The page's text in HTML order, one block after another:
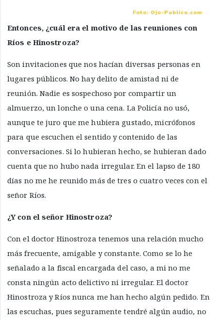
Foto: Ojo-Publico.com
Entonces, ¿cuál era el motivo de las reuniones con
Ríos e Hinostroza?
Son invitaciones que nos hacían diversas personas en
lugares públicos. No hay delito de amistad ni de
reunión. Nadie es sospechoso por compartir un
almuerzo, un lonche o una cena. La Policía no usó,
aunque te juro que me hubiera gustado, micrófonos
para que escuchen el sentido y contenido de las
conversaciones. Si lo hubieran hecho, se hubieran dado
cuenta que no hubo nada irregular. En el lapso de 180
días no me he reunido más de tres o cuatro veces con el
señor Ríos.
¿Y con el señor Hinostroza?
Con el doctor Hinostroza tenemos una relación mucho
más frecuente, amigable y constante. Como se lo he
señalado a la fiscal encargada del caso, a mi no me
consta ningún acto delictivo ni irregular. El doctor
Hinostroza y Ríos nunca me han hecho algún pedido. En
las escuchas, pues seguramente tendré algún audio, no